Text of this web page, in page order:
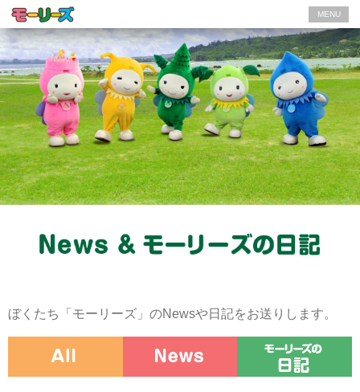
MENU
ぼくたち「モーリーズ」のNewsや日記をお送りします。